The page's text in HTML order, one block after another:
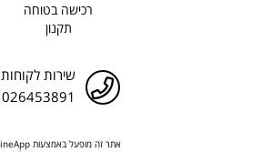
רכישה בטוחה
תקנון
שירות לקוחות
026453891
אתר זה מופעל באמצעות LineApp